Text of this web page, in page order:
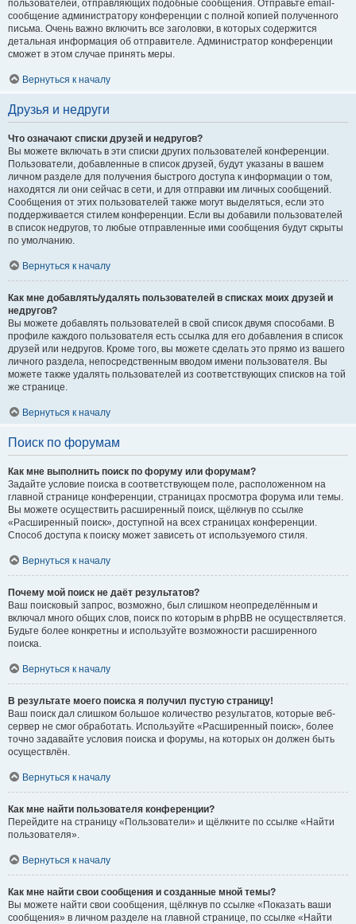
пользователей, отправляющих подобные сообщения. Отправьте email-
сообщение администратору конференции с полной копией полученного
письма. Очень важно включить все заголовки, в которых содержится
детальная информация об отправителе. Администратор конференции
сможет в этом случае принять меры.
Вернуться к началу
Друзья и недруги
Что означают списки друзей и недругов?
Вы можете включать в эти списки других пользователей конференции.
Пользователи, добавленные в список друзей, будут указаны в вашем
личном разделе для получения быстрого доступа к информации о том,
находятся ли они сейчас в сети, и для отправки им личных сообщений.
Сообщения от этих пользователей также могут выделяться, если это
поддерживается стилем конференции. Если вы добавили пользователей
в список недругов, то любые отправленные ими сообщения будут скрыты
по умолчанию.
Вернуться к началу
Как мне добавлять/удалять пользователей в списках моих друзей и
недругов?
Вы можете добавлять пользователей в свой список двумя способами. В
профиле каждого пользователя есть ссылка для его добавления в список
друзей или недругов. Кроме того, вы можете сделать это прямо из вашего
личного раздела, непосредственным вводом имени пользователя. Вы
можете также удалять пользователей из соответствующих списков на той
же странице.
Вернуться к началу
Поиск по форумам
Как мне выполнить поиск по форуму или форумам?
Задайте условие поиска в соответствующем поле, расположенном на
главной странице конференции, страницах просмотра форума или темы.
Вы можете осуществить расширенный поиск, щёлкнув по ссылке
«Расширенный поиск», доступной на всех страницах конференции.
Способ доступа к поиску может зависеть от используемого стиля.
Вернуться к началу
Почему мой поиск не даёт результатов?
Ваш поисковый запрос, возможно, был слишком неопределённым и
включал много общих слов, поиск по которым в phpBB не осуществляется.
Будьте более конкретны и используйте возможности расширенного
поиска.
Вернуться к началу
В результате моего поиска я получил пустую страницу!
Ваш поиск дал слишком большое количество результатов, которые веб-
сервер не смог обработать. Используйте «Расширенный поиск», более
точно задавайте условия поиска и форумы, на которых он должен быть
осуществлён.
Вернуться к началу
Как мне найти пользователя конференции?
Перейдите на страницу «Пользователи» и щёлкните по ссылке «Найти
пользователя».
Вернуться к началу
Как мне найти свои сообщения и созданные мной темы?
Вы можете найти свои сообщения, щёлкнув по ссылке «Показать ваши
сообщения» в личном разделе на главной странице, по ссылке «Найти